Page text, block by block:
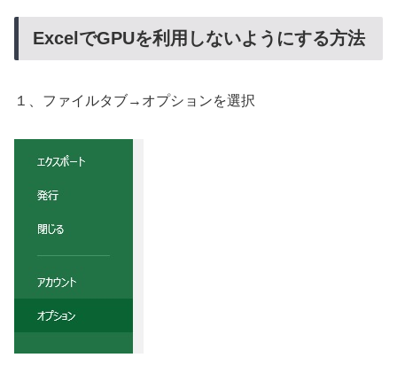
ExcelでGPUを利用しないようにする方法
１、ファイルタブ→オプションを選択